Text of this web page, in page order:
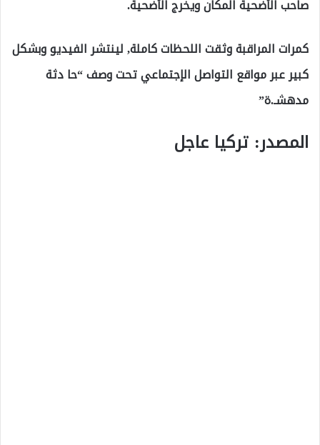
صاحب الأضحية المكان ويخرج الأضحية.
كمرات المراقبة وثقت اللحظات كاملة, لينتشر الفيديو وبشكل
كبير عبر مواقع التواصل الإجتماعي تحت وصف “حا دثة
مدهشـ.ة”
المصدر: تركيا عاجل